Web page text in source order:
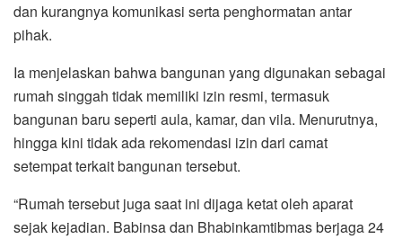
dan kurangnya komunikasi serta penghormatan antar
pihak.
Ia menjelaskan bahwa bangunan yang digunakan sebagai
rumah singgah tidak memiliki izin resmi, termasuk
bangunan baru seperti aula, kamar, dan vila. Menurutnya,
hingga kini tidak ada rekomendasi izin dari camat
setempat terkait bangunan tersebut.
“Rumah tersebut juga saat ini dijaga ketat oleh aparat
sejak kejadian. Babinsa dan Bhabinkamtibmas berjaga 24